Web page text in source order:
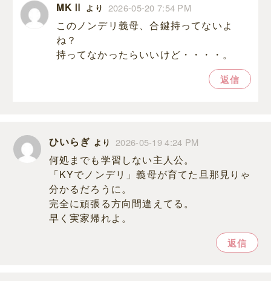
MKⅡ より 2026-05-20 7:54 PM
このノンデリ義母、合鍵持ってないよ
ね？
持ってなかったらいいけど・・・・。
返信
ひいらぎ より 2026-05-19 4:24 PM
何処までも学習しない主人公。
「KYでノンデリ」義母が育てた旦那見りゃ
分かるだろうに。
完全に頑張る方向間違えてる。
早く実家帰れよ。
返信